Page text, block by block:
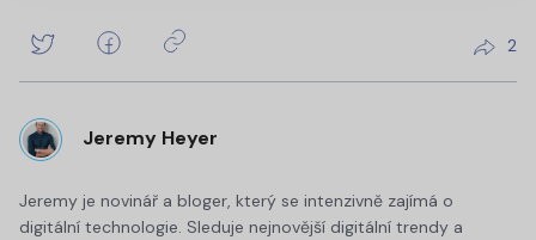
2
Jeremy Heyer
Jeremy je novinář a bloger, který se intenzivně zajímá o
digitální technologie. Sleduje nejnovější digitální trendy a